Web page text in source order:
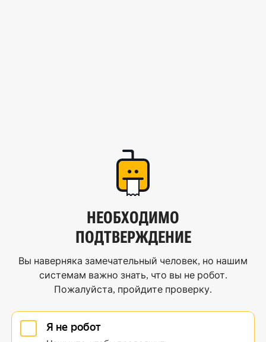
НЕОБХОДИМО
ПОДТВЕРЖДЕНИЕ
Вы наверняка замечательный человек, но нашим
системам важно знать, что вы не робот.
Пожалуйста, пройдите проверку.